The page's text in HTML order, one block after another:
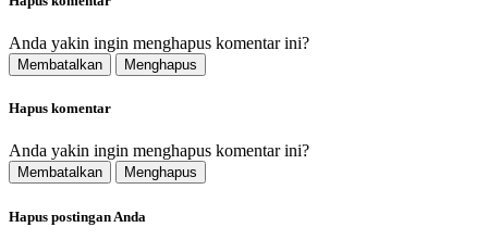
Anda yakin ingin menghapus komentar ini?
Membatalkan Menghapus
Hapus komentar
Anda yakin ingin menghapus komentar ini?
Membatalkan Menghapus
Hapus postingan Anda